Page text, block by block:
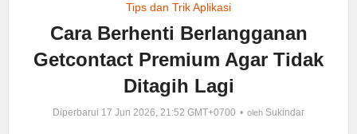
Tips dan Trik Aplikasi
Cara Berhenti Berlangganan
Getcontact Premium Agar Tidak
Ditagih Lagi
Diperbarui 17 Jun 2026, 21:52 GMT+0700 oleh Sukindar